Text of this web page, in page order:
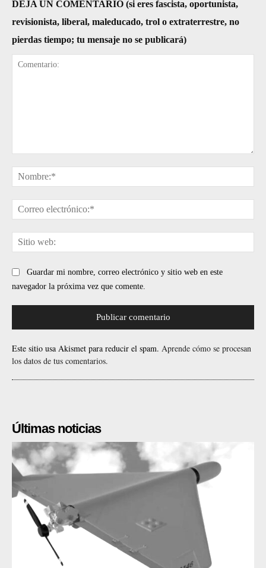
DEJA UN COMENTARIO (si eres fascista, oportunista,
revisionista, liberal, maleducado, trol o extraterrestre, no
pierdas tiempo; tu mensaje no se publicará)
Guardar mi nombre, correo electrónico y sitio web en este
navegador la próxima vez que comente.
Este sitio usa Akismet para reducir el spam. Aprende cómo se procesan
los datos de tus comentarios.
Últimas noticias